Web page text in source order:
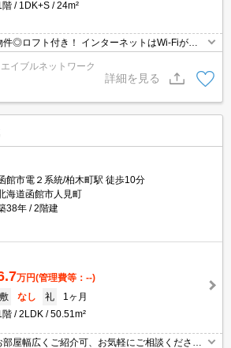
階
1DK+S 24m²
◎ロフト付き！ インターネットはWi-Fiが無
房付なので冬は暖かく過ごせそうですね。
イブルネットワーク
詳細を見る
館市電２系統/柏木町駅 徒歩10分
海道函館市人見町
38年
2階建
万円(管理費等：--)
敷
なし 礼
1ヶ月
階
2LDK 50.51m²
屋幅広くご紹介可、お気軽にご相談くださ